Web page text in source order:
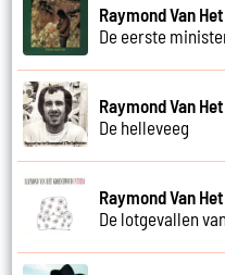
Raymond Van
De eerste
Raymond Van
De helleveeg
Raymond Van
De lotgevallen